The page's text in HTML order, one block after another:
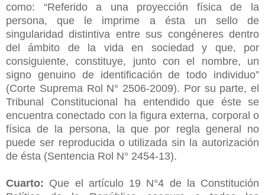
como: “Referido a una proyección física de la
persona, que le imprime a ésta un sello de
singularidad distintiva entre sus congéneres dentro
del ámbito de la vida en sociedad y que, por
consiguiente, constituye, junto con el nombre, un
signo genuino de identificación de todo individuo”
(Corte Suprema Rol N° 2506-2009). Por su parte, el
Tribunal Constitucional ha entendido que éste se
encuentra conectado con la figura externa, corporal o
física de la persona, la que por regla general no
puede ser reproducida o utilizada sin la autorización
de ésta (Sentencia Rol N° 2454-13).
Cuarto: Que el artículo 19 N°4 de la Constitución